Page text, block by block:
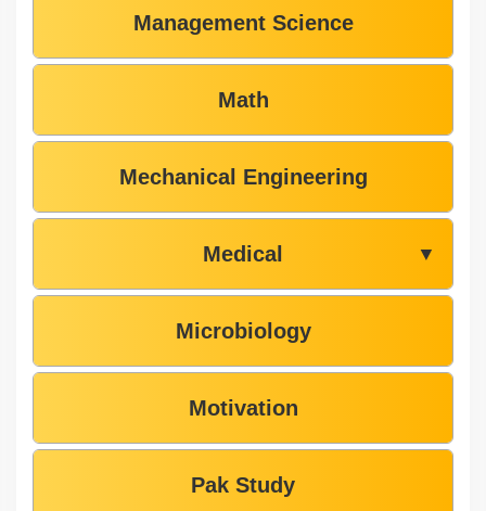
Management Science
Math
Mechanical Engineering
Medical ▼
Microbiology
Motivation
Pak Study